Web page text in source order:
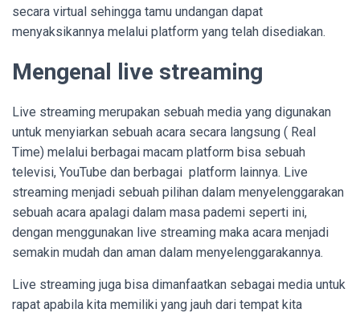
secara virtual sehingga tamu undangan dapat
menyaksikannya melalui platform yang telah disediakan.
Mengenal live streaming
Live streaming merupakan sebuah media yang digunakan
untuk menyiarkan sebuah acara secara langsung ( Real
Time) melalui berbagai macam platform bisa sebuah
televisi, YouTube dan berbagai platform lainnya. Live
streaming menjadi sebuah pilihan dalam menyelenggarakan
sebuah acara apalagi dalam masa pademi seperti ini,
dengan menggunakan live streaming maka acara menjadi
semakin mudah dan aman dalam menyelenggarakannya.
Live streaming juga bisa dimanfaatkan sebagai media untuk
rapat apabila kita memiliki yang jauh dari tempat kita